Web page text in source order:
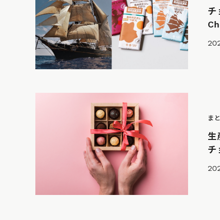
チ
ま
生
チ